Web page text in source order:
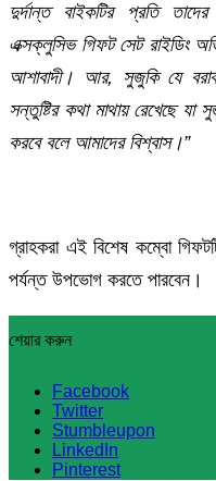
দুর্দান্ত বাইকটির প্রতি
এক্সক্লুসিভ গিফট সেট রাইডিং
আশাবাদী। আর, সুজুকি যে
সন্তুষ্টির কথা মাথায় রেখেছে
করবে বলে আমাদের বিশ্বাস।”
গ্রাহকরা এই বিশেষ কম্বো
পর্যন্ত উপভোগ করতে পারবেন।
শেয়ার করুন
Facebook
Twitter
Stumbleupon
LinkedIn
Pinterest